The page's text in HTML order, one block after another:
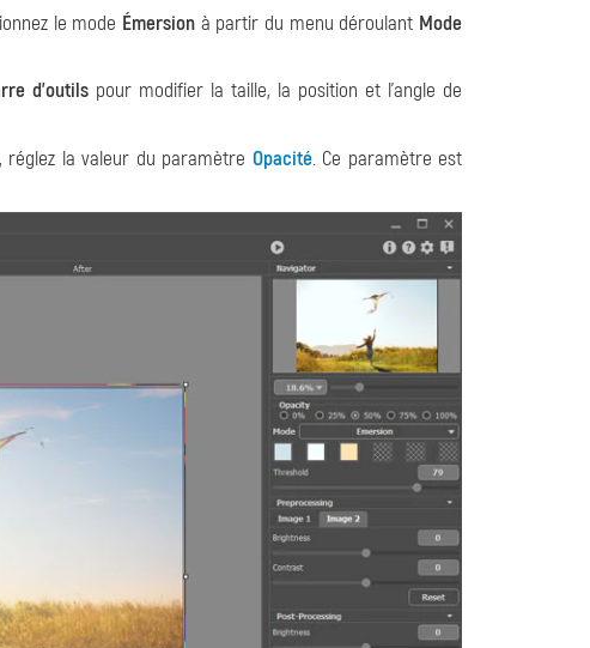
le mode Émersion à partir du menu déroulant Mode
d'outils pour modifier la taille, la position et l'angle de
réglez la valeur du paramètre Opacité. Ce paramètre est